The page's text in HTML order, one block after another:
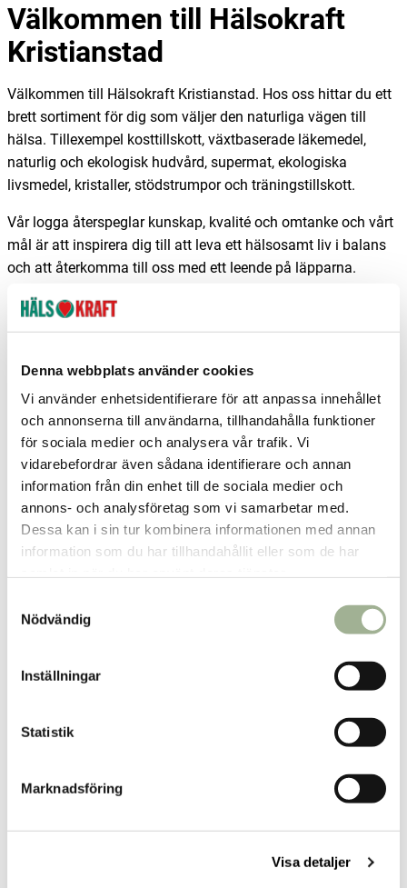
Denna webbplats använder cookies
Vi använder enhetsidentifierare för att anpassa innehållet
och annonserna till användarna, tillhandahålla funktioner
för sociala medier och analysera vår trafik. Vi
vidarebefordrar även sådana identifierare och annan
information från din enhet till de sociala medier och
annons- och analysföretag som vi samarbetar med.
Dessa kan i sin tur kombinera informationen med annan
information som du har tillhandahållit eller som de har
Nödvändig
Inställningar
Statistik
Marknadsföring
Visa detaljer
Adress
Östra Storgatan 55
291 31 Kristianstad
Kristianstad
Vägbeskrivning
Öppettider*
Lör: 10.00 - 16.00
Telefon: 044-21 26 20
Spara som vald butik
Välkommen till Hälsokraft
Kristianstad
Välkommen till Hälsokraft Kristianstad. Hos oss hittar du ett
brett sortiment för dig som väljer den naturliga vägen till
hälsa. Tillexempel kosttillskott, växtbaserade läkemedel,
naturlig och ekologisk hudvård, supermat, ekologiska
livsmedel, kristaller, stödstrumpor och träningstillskott.
Vår logga återspeglar kunskap, kvalité och omtanke och vårt
mål är att inspirera dig till att leva ett hälsosamt liv i balans
och att återkomma till oss med ett leende på läpparna.
Hos oss möts du alltid av glad och trevlig personal.